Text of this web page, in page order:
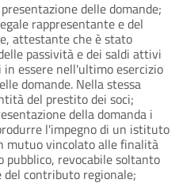
delle domande;
rappresentante e del
attestante che è stato
passività e dei saldi attivi
essere nell'ultimo esercizio
domande. Nella stessa
del prestito dei soci;
della domanda i
l'impegno di un istituto
mutuo vincolato alle finalità
pubblico, revocabile soltanto
del contributo regionale;